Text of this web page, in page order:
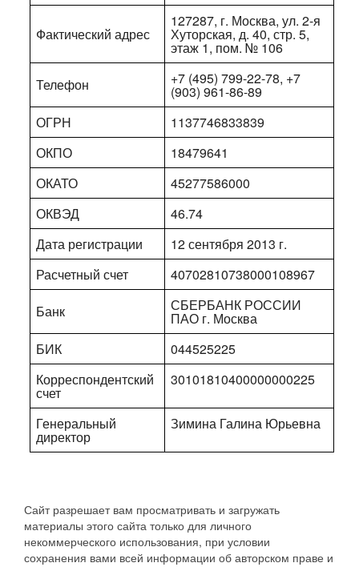
Фактический адрес
127287, г. Москва, ул. 2-я
Хуторская, д. 40, стр. 5,
этаж 1, пом. № 106
Телефон
+7 (495) 799-22-78, +7
(903) 961-86-89
ОГРН
1137746833839
ОКПО
18479641
ОКАТО
45277586000
ОКВЭД
46.74
Дата регистрации
12 сентября 2013 г.
Расчетный счет
40702810738000108967
Банк
СБЕРБАНК РОССИИ
ПАО г. Москва
БИК
044525225
Корреспондентский
счет
30101810400000000225
Генеральный
директор
Зимина Галина Юрьевна
Сайт разрешает вам просматривать и загружать
материалы этого сайта только для личного
некоммерческого использования, при условии
сохранения вами всей информации об авторском праве и